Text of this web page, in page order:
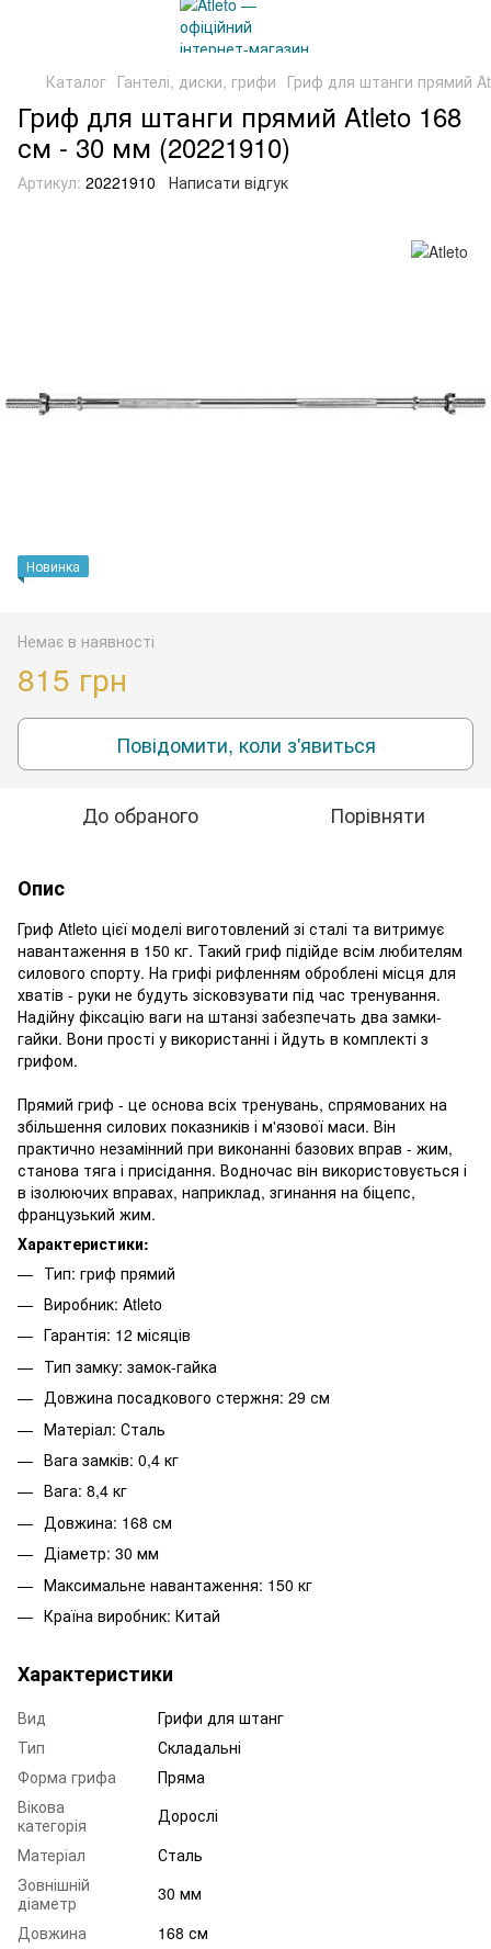
Каталог Гантелі, диски, грифи Гриф для штанги прямий
Гриф для штанги прямий Atleto 168
см - 30 мм (20221910)
Артикул: 20221910 Написати відгук
Новинка
Немає в наявності
815 грн
Повідомити, коли з'явиться
До обраного Порівняти
Опис
Гриф Atleto цієї моделі виготовлений зі сталі та витримує
навантаження в 150 кг. Такий гриф підійде всім любителям
силового спорту. На грифі рифленням оброблені місця для
хватів - руки не будуть зісковзувати під час тренування.
Надійну фіксацію ваги на штанзі забезпечать два замки-
гайки. Вони прості у використанні і йдуть в комплекті з
грифом.
Прямий гриф - це основа всіх тренувань, спрямованих на
збільшення силових показників і м'язової маси. Він
практично незамінний при виконанні базових вправ - жим,
станова тяга і присідання. Водночас він використовується і
в ізолюючих вправах, наприклад, згинання на біцепс,
французький жим.
Характеристики:
Тип: гриф прямий
Виробник: Atleto
Гарантія: 12 місяців
Тип замку: замок-гайка
Довжина посадкового стержня: 29 см
Матеріал: Сталь
Вага замків: 0,4 кг
Вага: 8,4 кг
Довжина: 168 см
Діаметр: 30 мм
Максимальне навантаження: 150 кг
Країна виробник: Китай
Характеристики
Вид
Грифи для штанг
Тип
Складальні
Форма грифа
Пряма
Вікова
категорія
Дорослі
Матеріал
Сталь
Зовнішній
діаметр
30 мм
Довжина
168 см